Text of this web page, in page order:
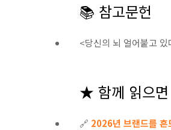
📚 참고문헌
<당신의 뇌 얼어붙고
★ 함께 읽으면
🔗 2026년 브랜드를 흔